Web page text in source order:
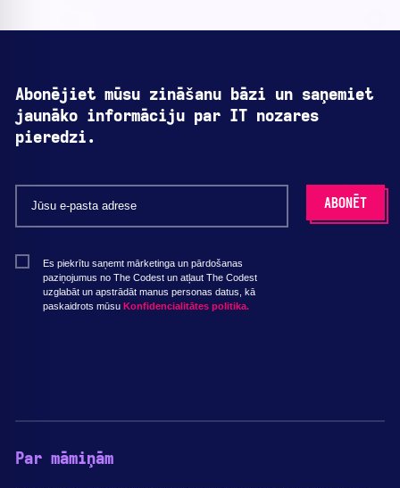
Abonējiet mūsu zināšanu bāzi un saņemiet
jaunāko informāciju par IT nozares
pieredzi.
Es piekrītu saņemt mārketinga un pārdošanas
paziņojumus no The Codest un atļaut The Codest
uzglabāt un apstrādāt manus personas datus, kā
paskaidrots mūsu Konfidencialitātes politika.
Par māmiņām